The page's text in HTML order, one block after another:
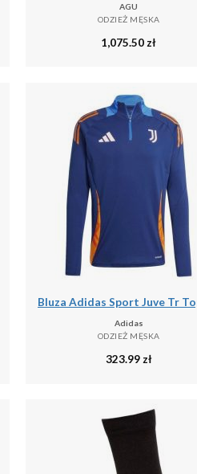
AGU
ODZIEŻ MĘSKA
1,075.50 zł
Adidas
ODZIEŻ MĘSKA
323.99zł